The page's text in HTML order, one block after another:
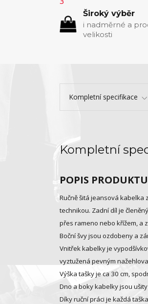
Široký výběr
i nadměrné a
velikosti
Kompletní specifikace
Kompletní
POPIS PRODUKTU
Ručně šitá jeansová
technikou. Zadní díl je
přes rameno nebo křížem, a
Boční švy jsou ozdobeny a
Vnitřek kabelky je
vyztužená pevným
Výška tašky je ca 30 cm,
Dno a boky kabelky jsou
Díky ruční práci je každá